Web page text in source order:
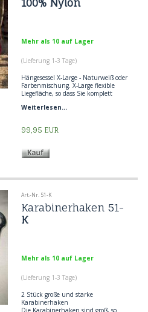
100% Nylon
Mehr als 10 auf Lager
(Lieferung 1-3 Tage)
Hängesessel X-Large - Naturweiß oder
Farbenmischung. X-Large flexible
Liegefläche, so dass Sie komplett
Beliebter Hängesessel bei
Weiterlesen...
99,95 EUR
Art.-Nr. 51-K
Karabinerhaken 51-
K
Mehr als 10 auf Lager
(Lieferung 1-3 Tage)
2 Stück große und starke
Karabinerhaken
Die Karabinerhaken sind groß, so